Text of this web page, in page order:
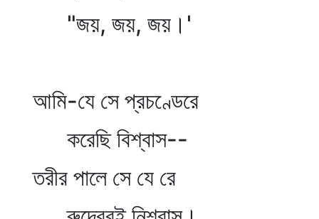
"জয়, জয়, জয়।'
আমি-যে সে প্রচণ্ডেরে
করেছি বিশ্বাস--
তরীর পালে সে যে রে